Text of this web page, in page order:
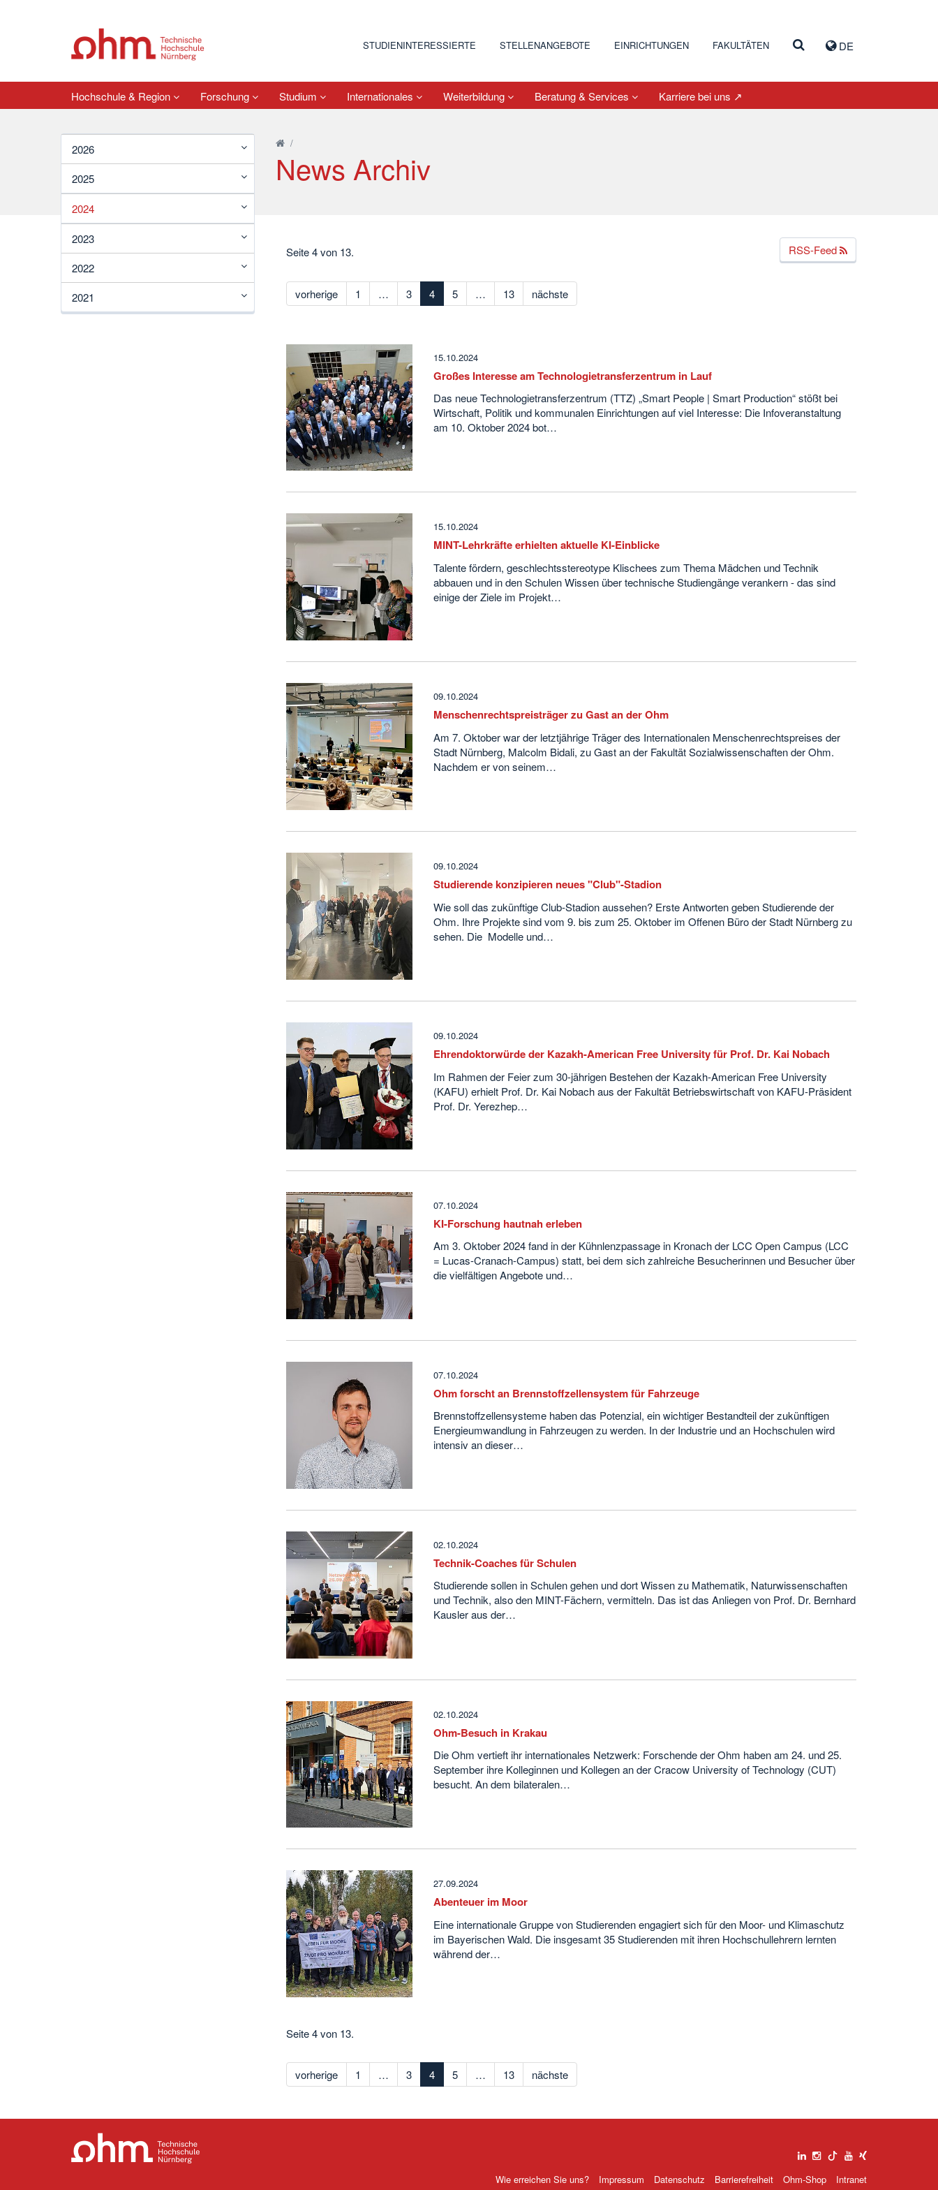
DE
STUDIENINTERESSIERTE STELLENANGEBOTE EINRICHTUNGEN FAKULTÄTEN
Hochschule & Region Forschung Studium Internationales Weiterbildung Beratung & Services Karriere bei uns ↗
2026
2025
2024
2023
2022
2021
/
News Archiv
RSS-Feed
Seite 4 von 13.
vorherige 1 … 3 4 5 … 13 nächste
15.10.2024
Großes Interesse am Technologietransferzentrum in Lauf
Das neue Technologietransferzentrum (TTZ) „Smart People | Smart Production“ stößt bei
Wirtschaft, Politik und kommunalen Einrichtungen auf viel Interesse: Die Infoveranstaltung
am 10. Oktober 2024 bot…
15.10.2024
MINT-Lehrkräfte erhielten aktuelle KI-Einblicke
Talente fördern, geschlechtsstereotype Klischees zum Thema Mädchen und Technik
abbauen und in den Schulen Wissen über technische Studiengänge verankern - das sind
einige der Ziele im Projekt…
09.10.2024
Menschenrechtspreisträger zu Gast an der Ohm
Am 7. Oktober war der letztjährige Träger des Internationalen Menschenrechtspreises der
Stadt Nürnberg, Malcolm Bidali, zu Gast an der Fakultät Sozialwissenschaften der Ohm.
Nachdem er von seinem…
09.10.2024
Studierende konzipieren neues "Club"-Stadion
Wie soll das zukünftige Club-Stadion aussehen? Erste Antworten geben Studierende der
Ohm. Ihre Projekte sind vom 9. bis zum 25. Oktober im Offenen Büro der Stadt Nürnberg zu
sehen. Die Modelle und…
09.10.2024
Ehrendoktorwürde der Kazakh-American Free University für Prof. Dr. Kai Nobach
Im Rahmen der Feier zum 30-jährigen Bestehen der Kazakh-American Free University
(KAFU) erhielt Prof. Dr. Kai Nobach aus der Fakultät Betriebswirtschaft von KAFU-Präsident
Prof. Dr. Yerezhep…
07.10.2024
KI-Forschung hautnah erleben
Am 3. Oktober 2024 fand in der Kühnlenzpassage in Kronach der LCC Open Campus (LCC
= Lucas-Cranach-Campus) statt, bei dem sich zahlreiche Besucherinnen und Besucher über
die vielfältigen Angebote und…
07.10.2024
Ohm forscht an Brennstoffzellensystem für Fahrzeuge
Brennstoffzellensysteme haben das Potenzial, ein wichtiger Bestandteil der zukünftigen
Energieumwandlung in Fahrzeugen zu werden. In der Industrie und an Hochschulen wird
intensiv an dieser…
02.10.2024
Technik-Coaches für Schulen
Studierende sollen in Schulen gehen und dort Wissen zu Mathematik, Naturwissenschaften
und Technik, also den MINT-Fächern, vermitteln. Das ist das Anliegen von Prof. Dr. Bernhard
Kausler aus der…
02.10.2024
Ohm-Besuch in Krakau
Die Ohm vertieft ihr internationales Netzwerk: Forschende der Ohm haben am 24. und 25.
September ihre Kolleginnen und Kollegen an der Cracow University of Technology (CUT)
besucht. An dem bilateralen…
27.09.2024
Abenteuer im Moor
Eine internationale Gruppe von Studierenden engagiert sich für den Moor- und Klimaschutz
im Bayerischen Wald. Die insgesamt 35 Studierenden mit ihren Hochschullehrern lernten
während der…
Seite 4 von 13.
vorherige 1 … 3 4 5 … 13 nächste
Wie erreichen Sie uns? Impressum Datenschutz Barrierefreiheit Ohm-Shop Intranet